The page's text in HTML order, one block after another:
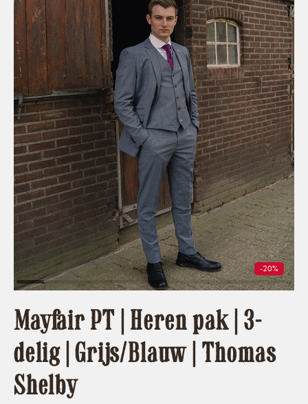
-20%
Mayfair PT | Heren pak | 3-
delig | Grijs/Blauw | Thomas
Shelby